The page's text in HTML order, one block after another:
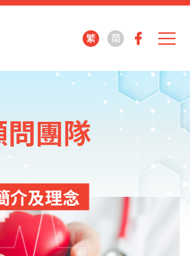
繁 简
問團隊
介及理念